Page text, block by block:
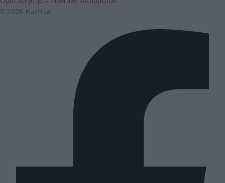
© 2026 Karfitsa